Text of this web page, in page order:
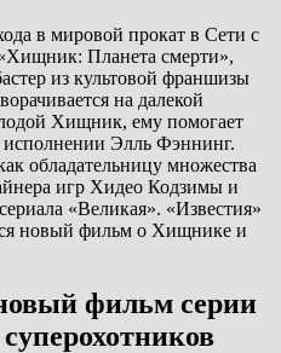
в мировой прокат в Сети с
Планета смерти»,
из культовой франшизы
на далекой
Хищник, ему помогает
Элль Фэннинг.
обладательницу множества
игр Хидео Кодзимы и
«Великая». «Известия»
новый фильм о Хищнике и
фильм серии